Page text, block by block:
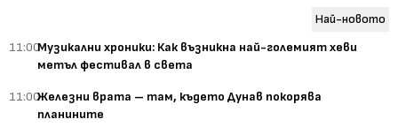
Най-новото
11:00Музикални хроники: Как възникна най-големият хеви
метъл фестивал в света
11:00Железни врата – там, където Дунав покорява
планините